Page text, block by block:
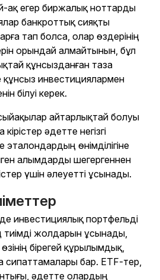
ақ егер биржалық ноттарды
банкроттық сияқты
тап болса, олар өздерінің
орындай алмайтынын, бұл
құнсызданған таза
инвестициялармен
білуі керек.
айтарлықтай болуы
әдетте негізгі
өнімділігіне
алымдарды шегергеннен
үшін әлеуетті ұсынады.
инвестициялық портфельді
жолдарын ұсынады,
бірегей құрылымдық,
сипаттамалары бар. ETF-тер,
әдетте олардың